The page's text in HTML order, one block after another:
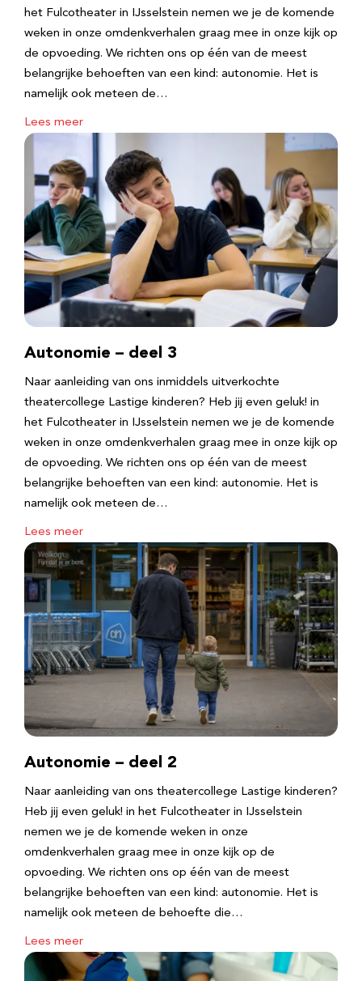
het Fulcotheater in IJsselstein nemen we je de komende
weken in onze omdenkverhalen graag mee in onze kijk op
de opvoeding. We richten ons op één van de meest
belangrijke behoeften van een kind: autonomie. Het is
namelijk ook meteen de…
Lees meer
Autonomie – deel 3
Naar aanleiding van ons inmiddels uitverkochte
theatercollege Lastige kinderen? Heb jij even geluk! in
het Fulcotheater in IJsselstein nemen we je de komende
weken in onze omdenkverhalen graag mee in onze kijk op
de opvoeding. We richten ons op één van de meest
belangrijke behoeften van een kind: autonomie. Het is
namelijk ook meteen de…
Lees meer
Autonomie – deel 2
Naar aanleiding van ons theatercollege Lastige kinderen?
Heb jij even geluk! in het Fulcotheater in IJsselstein
nemen we je de komende weken in onze
omdenkverhalen graag mee in onze kijk op de
opvoeding. We richten ons op één van de meest
belangrijke behoeften van een kind: autonomie. Het is
namelijk ook meteen de behoefte die…
Lees meer